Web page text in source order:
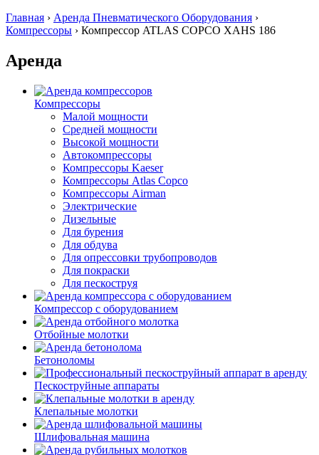
Главная › Аренда Пневматического Оборудования ›
Компрессоры › Компрессор ATLAS COPCO XAHS 186
Аренда
Компрессоры
Малой мощности
Средней мощности
Высокой мощности
Автокомпрессоры
Компрессоры Kaeser
Компрессоры Atlas Copco
Компрессоры Airman
Электрические
Дизельные
Для бурения
Для обдува
Для опрессовки трубопроводов
Для покраски
Для пескоструя
Компрессор с оборудованием
Отбойные молотки
Бетоноломы
Пескоструйные аппараты
Клепальные молотки
Шлифовальная машина